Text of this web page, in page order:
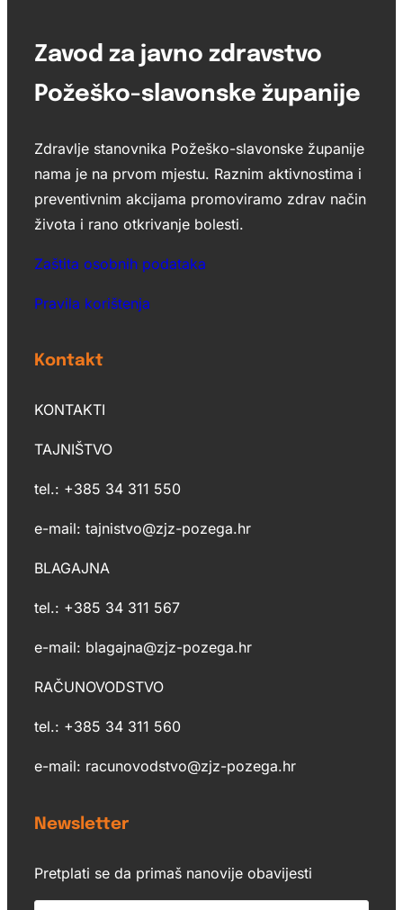
Zavod za javno zdravstvo
Požeško-slavonske županije
Zdravlje stanovnika Požeško-slavonske županije
nama je na prvom mjestu. Raznim aktivnostima i
preventivnim akcijama promoviramo zdrav način
života i rano otkrivanje bolesti.
Zaštita osobnih podataka
Pravila korištenja
Kontakt
KONTAKTI
TAJNIŠTVO
tel.: +385 34 311 550
e-mail: tajnistvo@zjz-pozega.hr
BLAGAJNA
tel.: +385 34 311 567
e-mail: blagajna@zjz-pozega.hr
RAČUNOVODSTVO
tel.: +385 34 311 560
e-mail: racunovodstvo@zjz-pozega.hr
Newsletter
Pretplati se da primaš nanovije obavijesti